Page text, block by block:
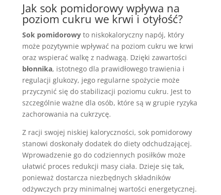
Jak sok pomidorowy wpływa na
poziom cukru we krwi i otyłość?
Sok pomidorowyto niskokaloryczny napój, który
może pozytywnie wpływać na poziom cukru we krwi
oraz wspierać walkę z nadwagą. Dzięki zawartości
błonnika, istotnego dla prawidłowego trawienia i
regulacji glukozy, jego regularne spożycie może
przyczynić się do stabilizacji poziomu cukru. Jest to
szczególnie ważne dla osób, które są w grupie ryzyka
zachorowania na cukrzycę.
Z racji swojej niskiej kaloryczności, sok pomidorowy
stanowi doskonały dodatek do diety odchudzającej.
Wprowadzenie go do codziennych posiłków może
ułatwić proces redukcji masy ciała. Dzieje się tak,
ponieważ dostarcza niezbędnych składników
odżywczych przy minimalnej wartości energetycznej.